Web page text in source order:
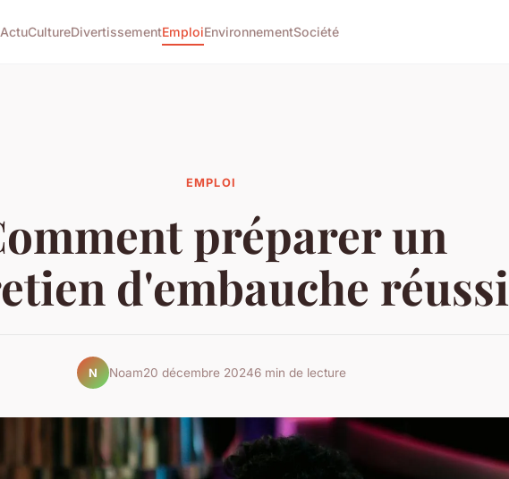
ActuCultureDivertissementEmploiEnvironnementSociété
EMPLOI
préparer un
d'embauche réussi
N Noam20 décembre 20246 min de lecture